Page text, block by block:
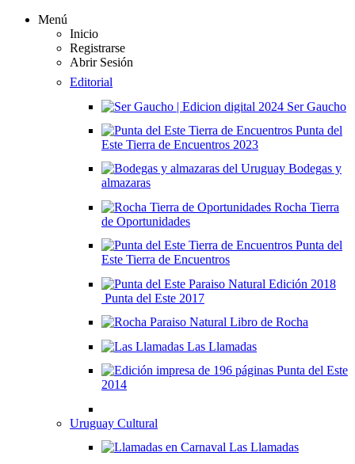
Menú
Inicio
Registrarse
Abrir Sesión
Editorial
Ser Gaucho
Punta del
Este Tierra de Encuentros 2023
Bodegas y
almazaras
Rocha Tierra
de Oportunidades
Punta del
Este Tierra de Encuentros
Punta del Este 2017
Libro de Rocha
Las Llamadas
Punta del Este
2014
Uruguay Cultural
Las Llamadas